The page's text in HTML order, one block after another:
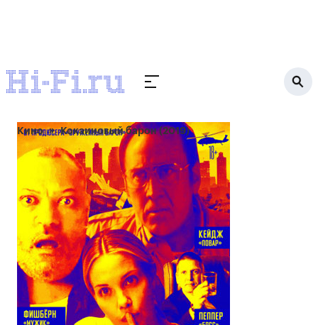
Кино Кокаиновый барон (2019)